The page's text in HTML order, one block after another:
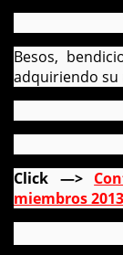
Besos,
adquiriendo
Click —>
miembros